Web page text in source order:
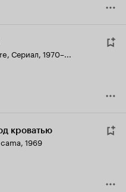
, Сериал, 1970–...
кроватью
, 1969